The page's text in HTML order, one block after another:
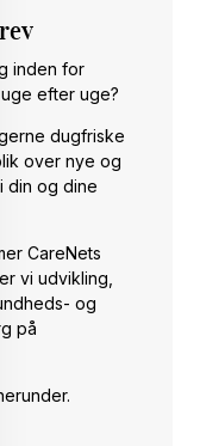
inden for
efter uge?
dugfriske
over nye og
din og dine
CareNets
vi udvikling,
og
på